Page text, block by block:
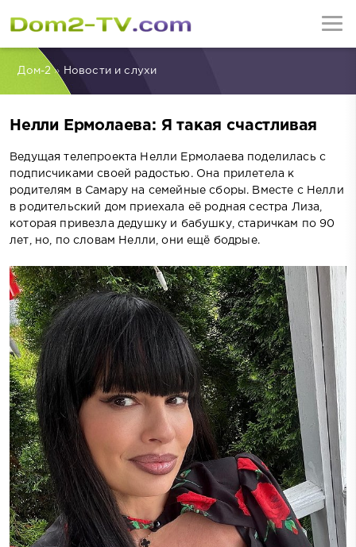
Дом-2» Новости и слухи
Нелли Ермолаева: Я такая счастливая
Ведущая телепроекта Нелли Ермолаева поделилась с
подписчиками своей радостью. Она прилетела к
родителям в Самару на семейные сборы. Вместе с Нелли
в родительский дом приехала её родная сестра Лиза,
которая привезла дедушку и бабушку, старичкам по 90
лет, но, по словам Нелли, они ещё бодрые.